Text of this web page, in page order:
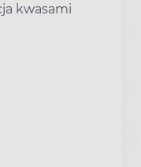
kwasami